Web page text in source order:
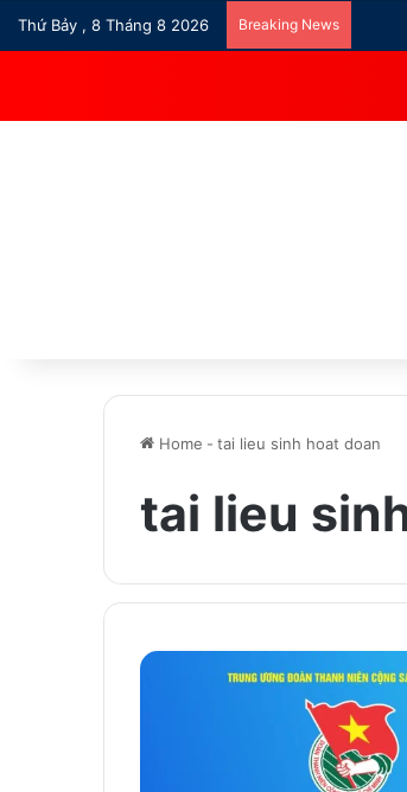
Thứ Bảy , 8 Tháng 8 2026 Breaking News
Home - tai lieu sinh hoat doan
tai lieu